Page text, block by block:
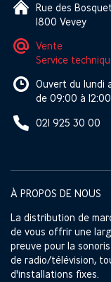
Rue des
1800 Vevey
Vente
Service
Ouvert du lundi
de 09:00 à
021 925 30 00
À PROPOS DE NOUS
La distribution de
de vous offrir une
preuve pour la
de radio/télévision,
d'installations fixes.